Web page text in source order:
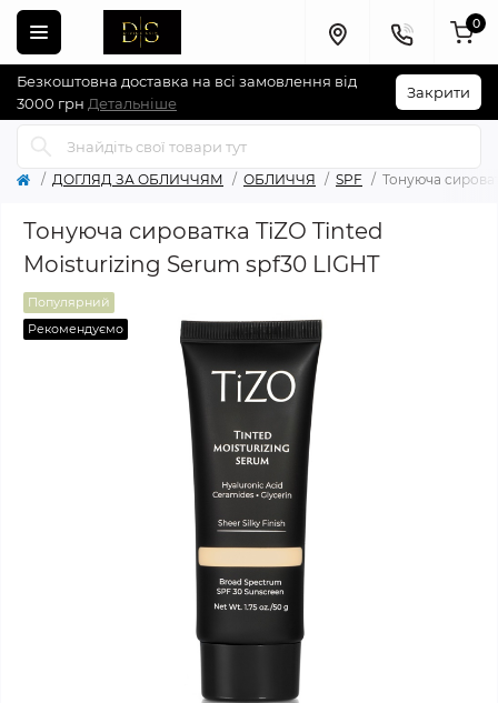
Безкоштовна доставка на всі замовлення від
3000 грн Детальніше
Закрити
0
ДОГЛЯД ЗА ОБЛИЧЧЯМ ОБЛИЧЧЯ SPF Тонуюча
Тонуюча сироватка TiZO Tinted
Moisturizing Serum spf30 LIGHT
Популярний
Рекомендуємо